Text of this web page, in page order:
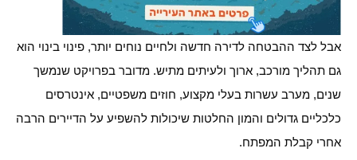
אבל לצד ההבטחה לדירה חדשה ולחיים נוחים יותר, פינוי בינוי הוא
גם תהליך מורכב, ארוך ולעיתים מתיש. מדובר בפרויקט שנמשך
שנים, מערב עשרות בעלי מקצוע, חוזים משפטיים, אינטרסים
כלכליים גדולים והמון החלטות שיכולות להשפיע על הדיירים הרבה
אחרי קבלת המפתח.